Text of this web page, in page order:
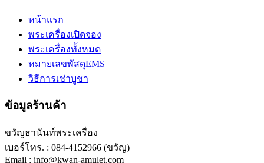
หน้าแรก
พระเครื่องเปิดจอง
พระเครื่องทั้งหมด
หมายเลขพัสดุEMS
วิธีการเช่าบูชา
ข้อมูลร้านค้า
ขวัญธานันท์พระเครื่อง
เบอร์โทร. : 084-4152966 (ขวัญ)
Email : info@kwan-amulet.com